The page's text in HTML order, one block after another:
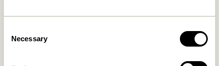
Selection
Necessary